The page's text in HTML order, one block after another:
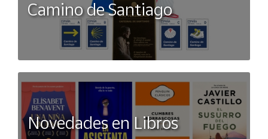
Camino de Santiago
Novedades en Libros